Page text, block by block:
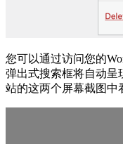
您可以通过访问您的
弹出式搜索框将自动呈
站的这两个屏幕截图中